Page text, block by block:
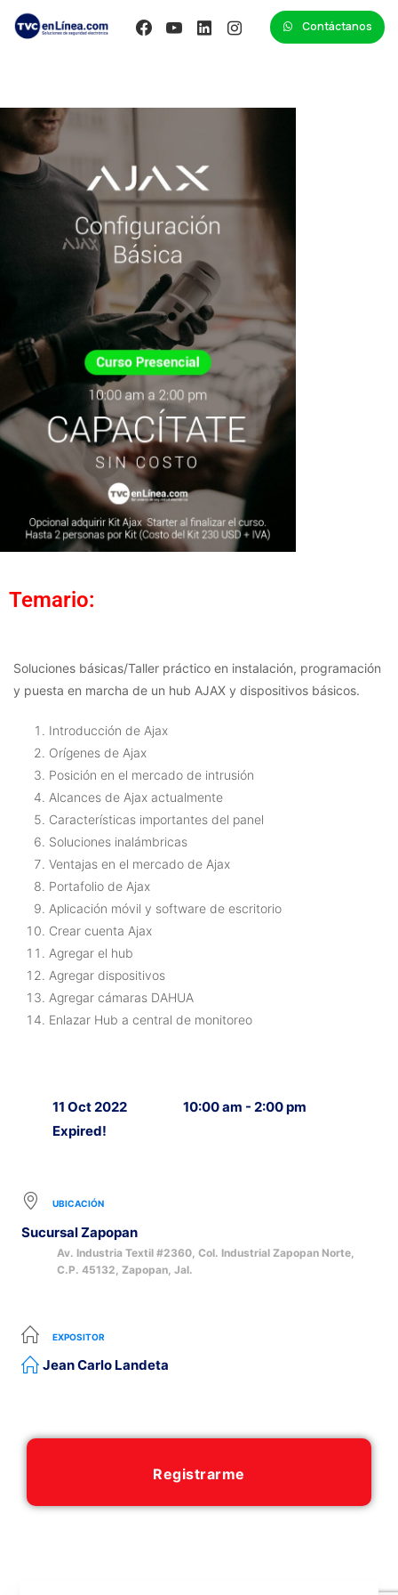
Contáctanos
Temario:
Soluciones básicas/Taller práctico en instalación, programación
y puesta en marcha de un hub AJAX y dispositivos básicos.
Introducción de Ajax
Orígenes de Ajax
Posición en el mercado de intrusión
Alcances de Ajax actualmente
Características importantes del panel
Soluciones inalámbricas
Ventajas en el mercado de Ajax
Portafolio de Ajax
Aplicación móvil y software de escritorio
Crear cuenta Ajax
Agregar el hub
Agregar dispositivos
Agregar cámaras DAHUA
Enlazar Hub a central de monitoreo
11 Oct 2022
Expired!
10:00 am - 2:00 pm
UBICACIÓN
Sucursal Zapopan
Av. Industria Textil #2360, Col. Industrial Zapopan Norte,
C.P. 45132, Zapopan, Jal.
EXPOSITOR
Jean Carlo Landeta
Registrarme